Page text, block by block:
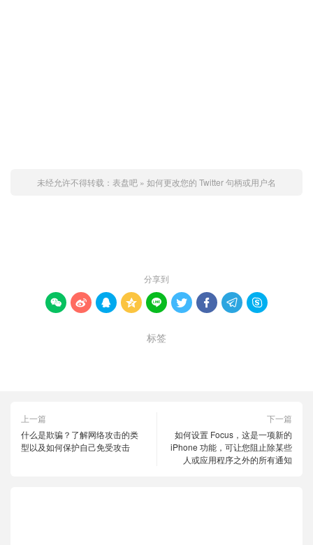
未经允许不得转载： 表盘吧 » 如何更改您的 Twitter 句柄或用户名
分享到
        
标签
上一篇
什么是欺骗？了解网络攻击的类
型以及如何保护自己免受攻击
下一篇
如何设置 Focus，这是一项新的
iPhone 功能，可让您阻止除某些
人或应用程序之外的所有通知